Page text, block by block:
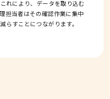
れにより、データを取り込む
担当者はその確認作業に集中
らすことにつながります。